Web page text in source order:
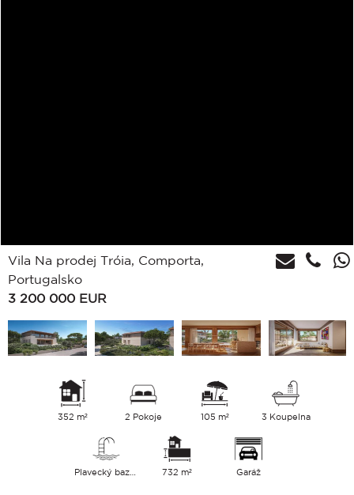
Vila Na prodej Tróia, Comporta,
Portugalsko
3 200 000 EUR
352 m² 2 Pokoje 105 m² 3 Koupelna
732 m² Garáž